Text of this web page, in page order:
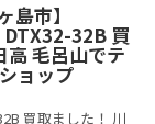
島市】
32B 買
高 毛呂山でテ
ョップ
買取ました！ 川